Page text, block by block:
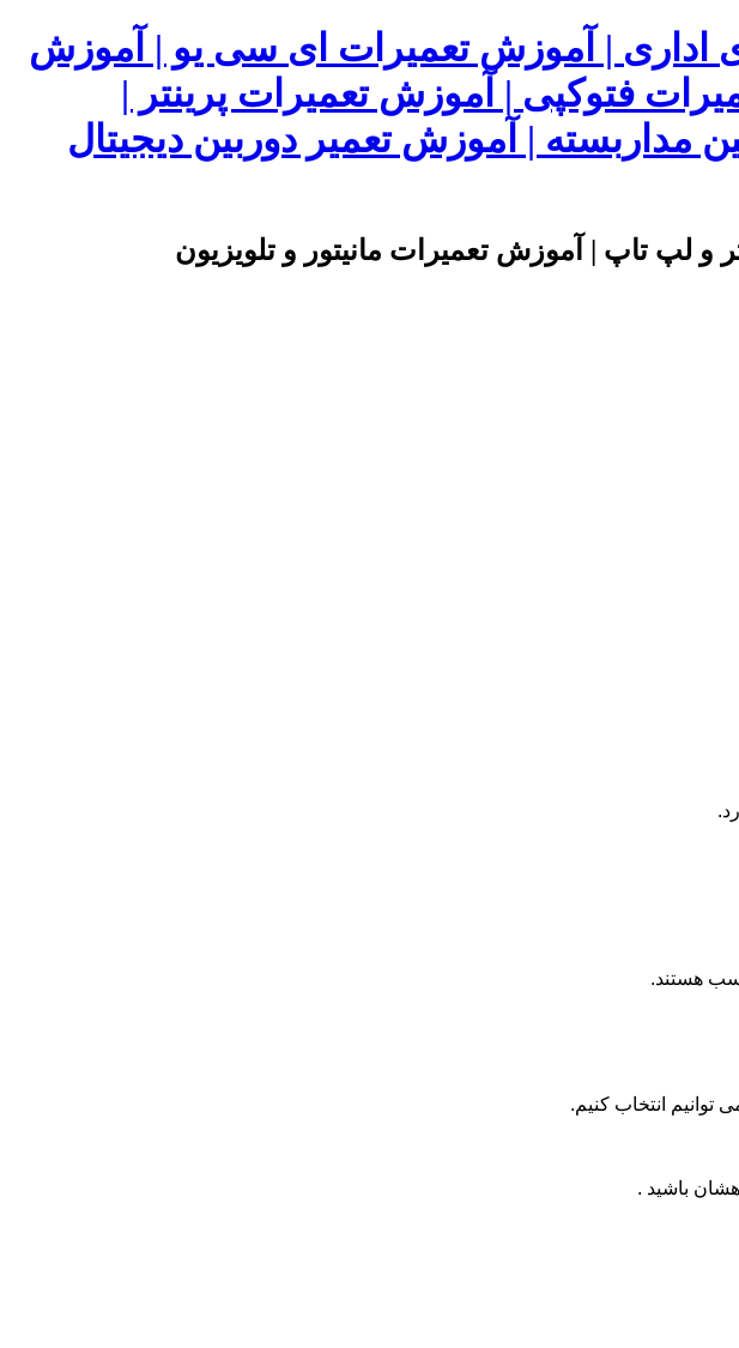
اداری | آموزش تعمیرات ای سی یو | آموزش
فتوکپی | آموزش تعمیرات پرینتر |
| آموزش تعمیر دوربین دیجیتال
و لپ تاپ | آموزش تعمیرات مانیتور و تلویزیون
هستند.
انتخاب کنیم.
باشید .